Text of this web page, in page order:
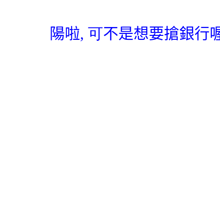
陽啦, 可不是想要搶銀行